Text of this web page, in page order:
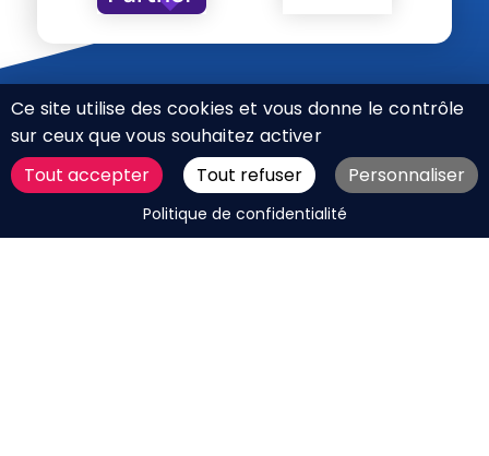
DEMANDER UN DEVIS
CHARTE RÉSEAUX SOCIAUX
MENTIONS LÉGALES
Ce site utilise des cookies et vous donne le contrôle
sur ceux que vous souhaitez activer
Tout accepter
Tout refuser Personnaliser
Politique de confidentialité